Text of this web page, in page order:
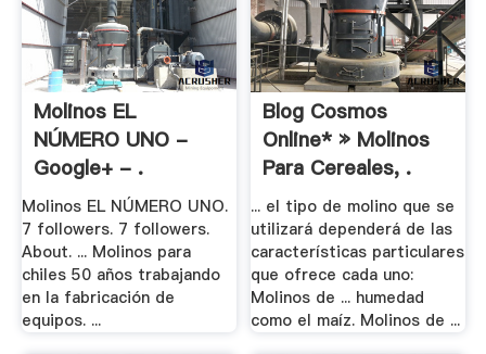
Molinos EL
NÚMERO UNO -
Google+ - .
Molinos EL NÚMERO UNO.
7 followers. 7 followers.
About. ... Molinos para
chiles 50 años trabajando
en la fabricación de
equipos. ...
Blog Cosmos
Online* » Molinos
Para Cereales, .
... el tipo de molino que se
utilizará dependerá de las
características particulares
que ofrece cada uno:
Molinos de ... humedad
como el maíz. Molinos de ...